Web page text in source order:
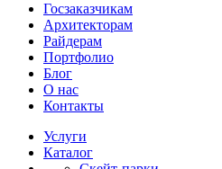
Госзаказчикам
Архитекторам
Райдерам
Портфолио
Блог
О нас
Контакты
Услуги
Каталог